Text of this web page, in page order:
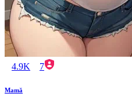
4.9K 7
Mamă